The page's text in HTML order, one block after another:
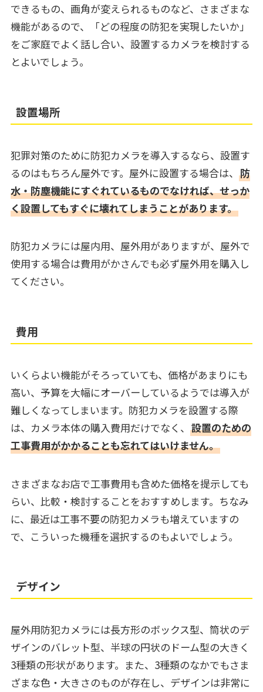
できるもの、画角が変えられるものなど、さまざまな
機能があるので、「どの程度の防犯を実現したいか」
をご家庭でよく話し合い、設置するカメラを検討する
とよいでしょう。
設置場所
犯罪対策のために防犯カメラを導入するなら、設置す
るのはもちろん屋外です。屋外に設置する場合は、 防
水・防塵機能にすぐれているものでなければ、せっか
く設置してもすぐに壊れてしまうことがあります。
防犯カメラには屋内用、屋外用がありますが、屋外で
使用する場合は費用がかさんでも必ず屋外用を購入し
てください。
費用
いくらよい機能がそろっていても、価格があまりにも
高い、予算を大幅にオーバーしているようでは導入が
難しくなってしまいます。防犯カメラを設置する際
は、カメラ本体の購入費用だけでなく、 設置のための
工事費用がかかることも忘れてはいけません。
さまざまなお店で工事費用も含めた価格を提示しても
らい、比較・検討することをおすすめします。ちなみ
に、最近は工事不要の防犯カメラも増えていますの
で、こういった機種を選択するのもよいでしょう。
デザイン
屋外用防犯カメラには長方形のボックス型、筒状のデ
ザインのバレット型、半球の円状のドーム型の大きく
3種類の形状があります。また、3種類のなかでもさま
ざまな色・大きさのものが存在し、デザインは非常に